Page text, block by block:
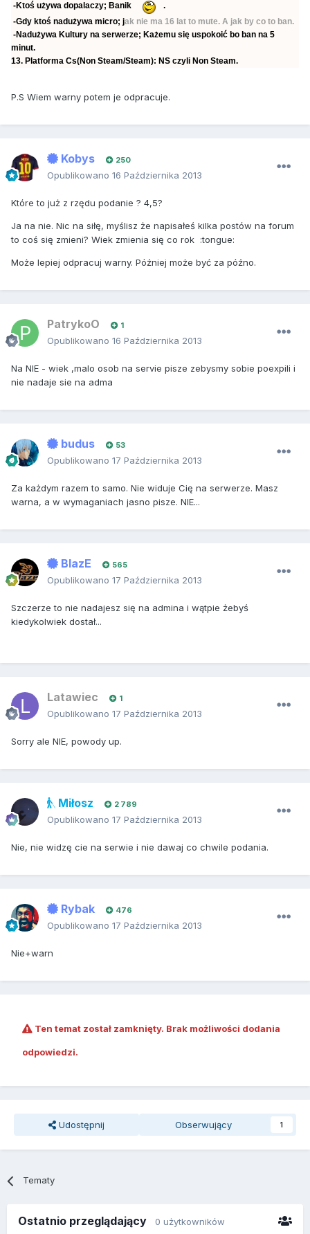
-Ktoś używa dopalaczy; Banik
.
-Gdy ktoś nadużywa micro; jak nie ma 16 lat to mute. A jak by co to ban.
-Nadużywa Kultury na serwerze; Każemu się uspokoić bo ban na 5
minut.
13. Platforma Cs(Non Steam/Steam): NS czyli Non Steam.
P.S Wiem warny potem je odpracuje.
Kobys 250
Opublikowano 16 Października 2013
Które to już z rzędu podanie ? 4,5?
Ja na nie. Nic na siłę, myślisz że napisałeś kilka postów na forum
to coś się zmieni? Wiek zmienia się co rok :tongue:
Może lepiej odpracuj warny. Później może być za późno.
PatrykoO 1
Opublikowano 16 Października 2013
Na NIE - wiek ,malo osob na servie pisze zebysmy sobie poexpili i
nie nadaje sie na adma
budus 53
Opublikowano 17 Października 2013
Za każdym razem to samo. Nie widuje Cię na serwerze. Masz
warna, a w wymaganiach jasno pisze. NIE...
BlazE 565
Opublikowano 17 Października 2013
Szczerze to nie nadajesz się na admina i wątpie żebyś
kiedykolwiek dostał...
Latawiec 1
Opublikowano 17 Października 2013
Sorry ale NIE, powody up.
Miłosz 2 789
Opublikowano 17 Października 2013
Nie, nie widzę cie na serwie i nie dawaj co chwile podania.
Rybak 476
Opublikowano 17 Października 2013
Nie+warn
Ten temat został zamknięty. Brak możliwości dodania
odpowiedzi.
Udostępnij Obserwujący 1
Tematy
Ostatnio przeglądający 0 użytkowników